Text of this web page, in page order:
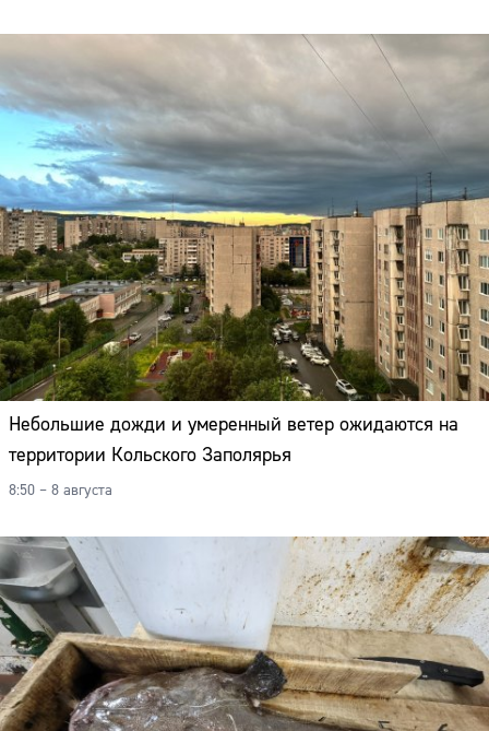
Небольшие дожди и умеренный ветер ожидаются на
территории Кольского Заполярья
8:50 – 8 августа